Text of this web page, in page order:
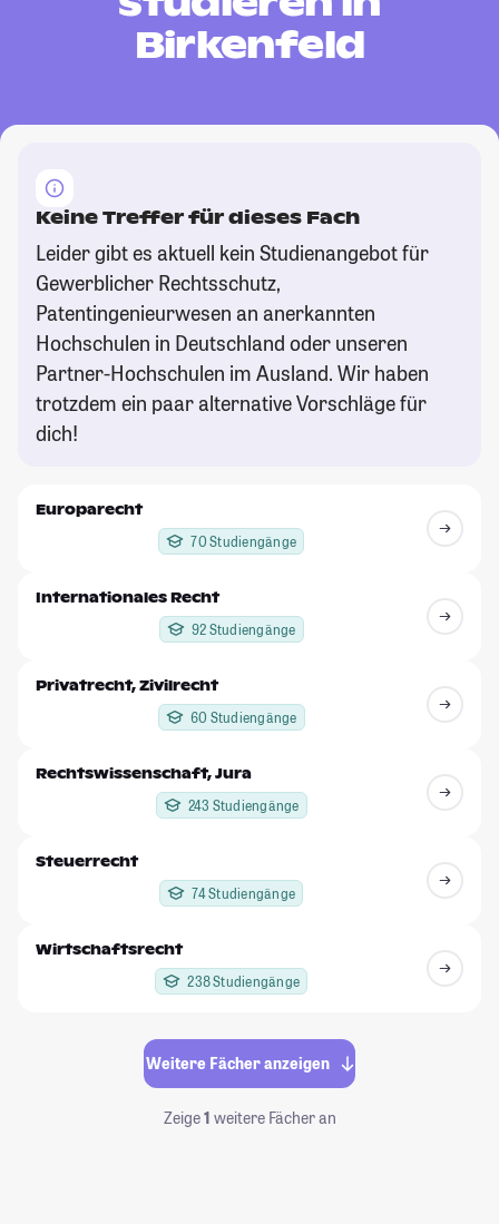
Birkenfeld
Keine Treffer für dieses Fach
Leider gibt es aktuell kein Studienangebot für
Gewerblicher Rechtsschutz,
Patentingenieurwesen an anerkannten
Hochschulen in Deutschland oder unseren
Partner-Hochschulen im Ausland. Wir haben
trotzdem ein paar alternative Vorschläge für
dich!
Europarecht
70 Studiengänge
Internationales Recht
92 Studiengänge
Privatrecht, Zivilrecht
60 Studiengänge
Rechtswissenschaft, Jura
243 Studiengänge
Steuerrecht
74 Studiengänge
Wirtschaftsrecht
238 Studiengänge
Weitere Fächer anzeigen
Zeige1 weitere Fächer an